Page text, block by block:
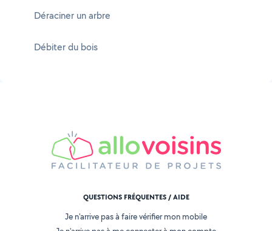
Déraciner un arbre
Débiter du bois
QUESTIONS FRÉQUENTES / AIDE
Je n'arrive pas à faire vérifier mon mobile